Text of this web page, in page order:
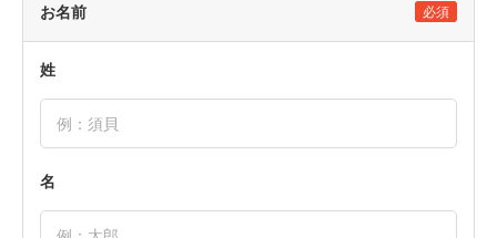
お名前 必須
姓
名